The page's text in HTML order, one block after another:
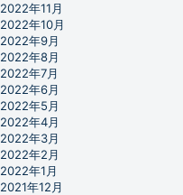
2022年11月
2022年10月
2022年9月
2022年8月
2022年7月
2022年6月
2022年5月
2022年4月
2022年3月
2022年2月
2022年1月
2021年12月